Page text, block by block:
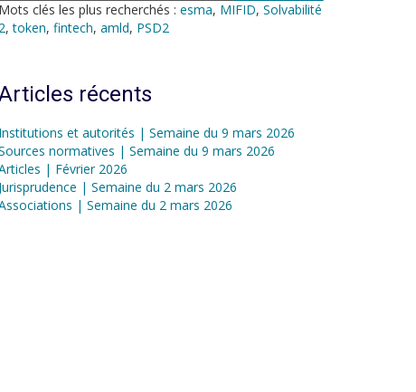
Mots clés les plus recherchés : esma, MIFID, Solvabilité
2,token, fintech, amld, PSD2
récents
Institutions et autorités | Semaine du 9 mars 2026
normatives | Semaine du 9 mars 2026
| Février 2026
Jurisprudence | Semaine du 2 mars 2026
| Semaine du 2 mars 2026